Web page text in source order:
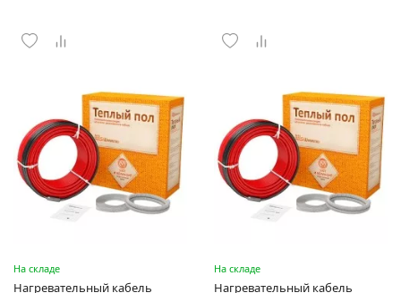
На складе
Нагревательный кабель
На складе
Нагревательный кабель